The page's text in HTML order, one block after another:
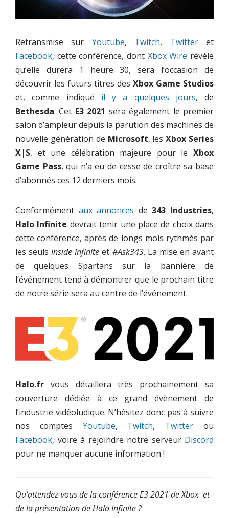
Retransmise sur Youtube, Twitch, Twitteret
Facebook, cette conférence, dont Xbox Wire révèle
qu’elle durera 1 heure 30, sera l’occasion de
découvrir les futurs titres des Xbox Game Studios
et, comme indiqué il y a quelques jours, de
Bethesda. Cet E3 2021 sera également le premier
salon d’ampleur depuis la parution des machines de
nouvelle génération de Microsoft, lesXbox Series
X|S, et une célébration majeure pour le Xbox
Game Pass, qui n’a eu de cesse de croître sa base
d’abonnés ces 12 derniers mois.
Conformément aux annonces de343 Industries,
Halo Infinite devrait tenir une place de choix dans
cette conférence, après de longs mois rythmés par
les seulsInside Infinite et #Ask343. La mise en avant
de quelques Spartans sur la bannière de
l’événement tend à démontrer que le prochain titre
de notre série sera au centre de l’événement.
Halo.fr vous détaillera très prochainement sa
couverture dédiée à ce grand évènement de
l’industrie vidéoludique. N’hésitez donc pas à suivre
nos comptes Youtube, Twitch, Twitter ou
Facebook, voire à rejoindre notre serveur Discord
pour ne manquer aucune information !
Qu’attendez-vous de la conférence E3 2021 de Xbox et
de la présentation de Halo Infinite ?